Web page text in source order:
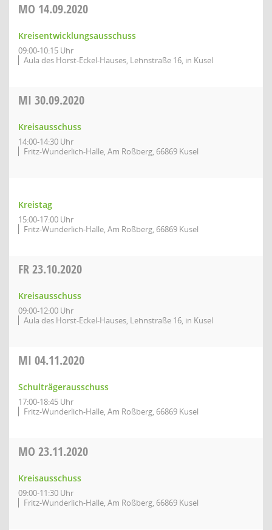
MO 14.09.2020
Kreisentwicklungsausschuss
09:00-10:15 Uhr
Aula des Horst-Eckel-Hauses, Lehnstraße 16, in Kusel
MI 30.09.2020
Kreisausschuss
14:00-14:30 Uhr
Fritz-Wunderlich-Halle, Am Roßberg, 66869 Kusel
Kreistag
15:00-17:00 Uhr
Fritz-Wunderlich-Halle, Am Roßberg, 66869 Kusel
FR23.10.2020
Kreisausschuss
09:00-12:00 Uhr
Aula des Horst-Eckel-Hauses, Lehnstraße 16, in Kusel
MI 04.11.2020
Schulträgerausschuss
17:00-18:45 Uhr
Fritz-Wunderlich-Halle, Am Roßberg, 66869 Kusel
MO 23.11.2020
Kreisausschuss
09:00-11:30 Uhr
Fritz-Wunderlich-Halle, Am Roßberg, 66869 Kusel